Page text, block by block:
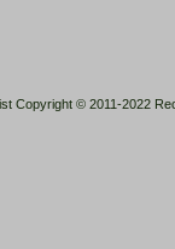
Copyright © 2011-2022